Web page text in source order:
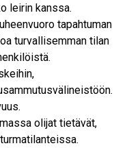
leirin kanssa.
tapahtuman
turvallisemman tilan
olijat tietävät,